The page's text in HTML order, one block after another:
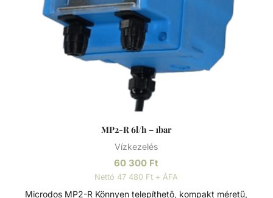
MP2-R 6l/h – 1bar
Vízkezelés
60 300 Ft
Nettó 47 480 Ft + ÁFA
Microdos MP2-R Könnyen telepíthető, kompakt méretű,